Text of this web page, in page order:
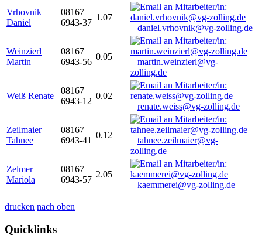
Vrhovnik
Daniel
08167
6943-37
1.07
daniel.vrhovnik@vg-zolling.de
Weinzierl
Martin
08167
6943-56
0.05
martin.weinzierl@vg-
zolling.de
Weiß Renate
08167
6943-12
0.02
renate.weiss@vg-zolling.de
Zeilmaier
Tahnee
08167
6943-41
0.12
tahnee.zeilmaier@vg-
zolling.de
Zelmer
Mariola
08167
6943-57
2.05
kaemmerei@vg-zolling.de
drucken nach oben
Quicklinks